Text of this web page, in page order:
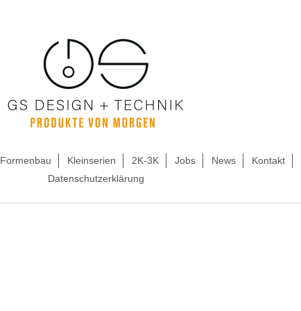
Formenbau Kleinserien 2K-3K Jobs News Kontakt
Datenschutzerklärung